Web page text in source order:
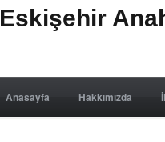
Eskişehir
Anasayfa Hakkımızda